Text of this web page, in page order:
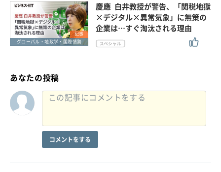
記事
グローバル・地政学・国際情勢
慶應 白井教授が警告、「関税地獄
×デジタル×異常気象」に無策の
企業は…すぐ淘汰される理由
あなたの投稿
コメントをする